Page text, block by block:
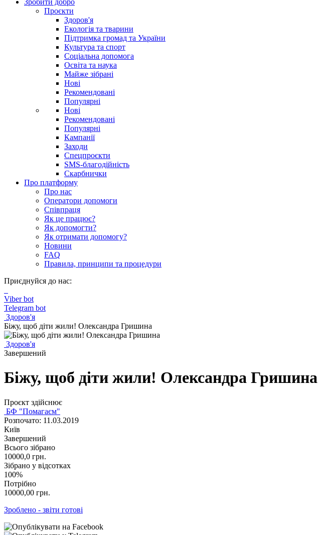
Зробити добро
Проєкти
Здоров'я
Екологія та тварини
Підтримка громад та України
Культура та спорт
Соціальна допомога
Освіта та наука
Майже зібрані
Нові
Рекомендовані
Популярні
Нові
Рекомендовані
Популярні
Кампанії
Заходи
Спецпроєкти
SMS-благодійність
Скарбнички
Про платформу
Про нас
Оператори допомоги
Співпраця
Як це працює?
Як допомогти?
Як отримати допомогу?
Новини
FAQ
Правила, принципи та процедури
Приєднуйся до нас:
Viber bot
Telegram bot
Здоров'я
Біжу, щоб діти жили! Олександра Гришина
Здоров'я
Завершений
Біжу, щоб діти жили! Олександра Гришина
Проєкт здійснює
БФ "Помагаєм"
Розпочато: 11.03.2019
Київ
Завершений
Всього зібрано
10000,0 грн.
Зібрано у відсотках
100%
Потрібно
10000,00 грн.
Зроблено - звіти готові